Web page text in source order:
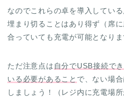
なのでこれらの卓を導入してい
埋まり切ることはあり得ず（席
合っていても充電が可能となりま
ただ注意点は 自分でUSB接続で
いる必要があること で、ない場
しましょう！（レジ内に充電場